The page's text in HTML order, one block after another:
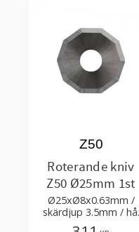
Roterande kniv
Z50 Ø25mm 1st
Ø25xØ8x0.63mm /
skärdjup 3.5mm / hål
Ø8mm
Z50